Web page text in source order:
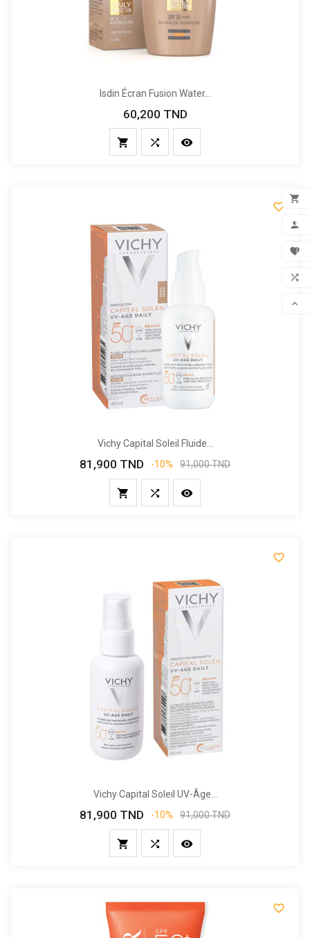





Isdin Écran Fusion Water...
Prix
60,200 TND
  

Vichy Capital Soleil Fluide...
Prix
81,900 TND
Prix
-10% 91,000 TND
  

Vichy Capital Soleil UV-Âge...
Prix
81,900 TND
Prix
-10% 91,000 TND
  

FILTER